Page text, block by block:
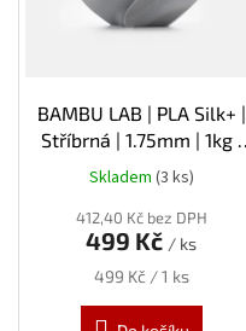
BAMBU LAB | PLA Silk+ |
Stříbrná | 1.75mm | 1kg |
Spool
Skladem (3 ks)
412,40 Kč bez DPH
499 Kč / ks
Měrná
499 Kč / 1 ks